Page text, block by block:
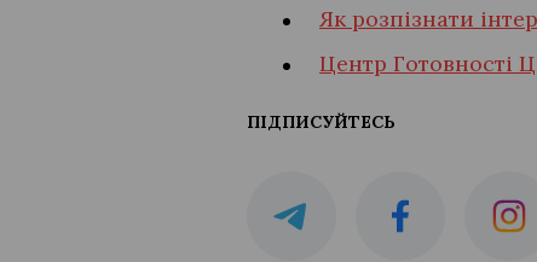
Як розпізнати
Центр Готовності
ПІДПИСУЙТЕСЬ